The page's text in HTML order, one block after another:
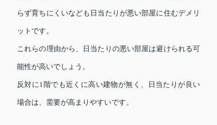
らず育ちにくいなども日当たりが悪い部屋に住むデメリ
ットです。
これらの理由から、日当たりの悪い部屋は避けられる可
能性が高いでしょう。
反対に1階でも近くに高い建物が無く、日当たりが良い
場合は、需要が高まりやすいです。